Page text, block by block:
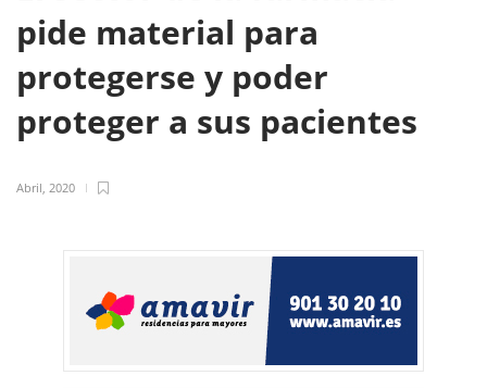
pide material para
protegerse y poder
proteger a sus pacientes
Abril, 2020